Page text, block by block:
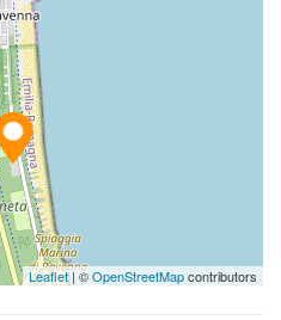
Leaflet| ©OpenStreetMapcontributors